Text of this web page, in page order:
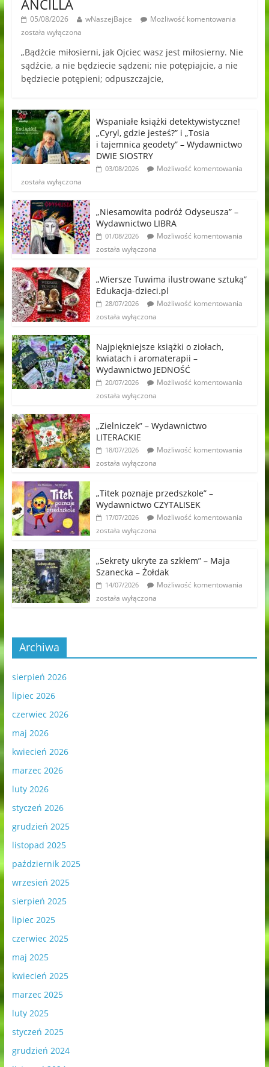
ANCILLA
05/08/2026 wNaszejBajce
Możliwość komentowania
została wyłączona
„Bądźcie miłosierni, jak Ojciec wasz jest miłosierny. Nie
sądźcie, a nie będziecie sądzeni; nie potępiajcie, a nie
będziecie potępieni; odpuszczajcie,
Wspaniałe książki detektywistyczne!
„Cyryl, gdzie jesteś?” i „Tosia
i tajemnica geodety” – Wydawnictwo
DWIE SIOSTRY
03/08/2026
Możliwość komentowania
została wyłączona
„Niesamowita podróż Odyseusza” –
Wydawnictwo LIBRA
01/08/2026
Możliwość komentowania
została wyłączona
„Wiersze Tuwima ilustrowane sztuką”
Edukacja-dzieci.pl
28/07/2026
Możliwość komentowania
została wyłączona
Najpiękniejsze książki o ziołach,
kwiatach i aromaterapii –
Wydawnictwo JEDNOŚĆ
20/07/2026
Możliwość komentowania
została wyłączona
„Zielniczek” – Wydawnictwo
LITERACKIE
18/07/2026
Możliwość komentowania
została wyłączona
„Titek poznaje przedszkole” –
Wydawnictwo CZYTALISEK
17/07/2026
Możliwość komentowania
została wyłączona
„Sekrety ukryte za szkłem” – Maja
Szanecka – Żołdak
14/07/2026
Możliwość komentowania
została wyłączona
Archiwa
sierpień 2026
lipiec 2026
czerwiec 2026
maj 2026
kwiecień 2026
marzec 2026
luty 2026
styczeń 2026
grudzień 2025
listopad 2025
październik 2025
wrzesień 2025
sierpień 2025
lipiec 2025
czerwiec 2025
maj 2025
kwiecień 2025
marzec 2025
luty 2025
styczeń 2025
grudzień 2024